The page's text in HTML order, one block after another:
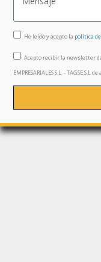
He leído y acepto la política
Acepto recibir la newsletter de
EMPRESARIALES S.L. - TAGSE S.L